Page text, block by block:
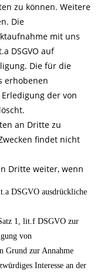
zu können. Weitere
Die
mit uns
DSGVO auf
Die für die
erhobenen
der von
an Dritte zu
findet nicht
Dritte weiter, wenn
DSGVO ausdrückliche
1, lit.f DSGVO zur
von
Grund zur Annahme
Interesse an der